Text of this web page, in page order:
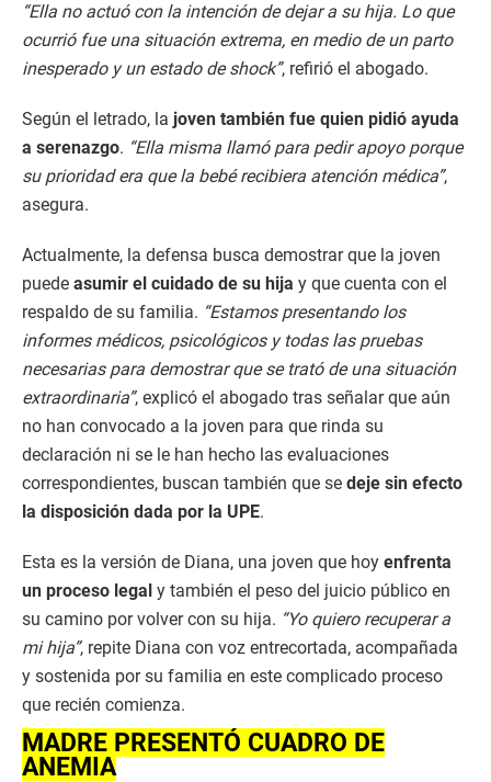
“Ella no actuó con la intención de dejar a su hija. Lo que
ocurrió fue una situación extrema, en medio de un parto
inesperado y un estado de shock”, refirió el abogado.
Según el letrado, la joven también fue quien pidió ayuda
a serenazgo. “Ella misma llamó para pedir apoyo porque
su prioridad era que la bebé recibiera atención médica”,
asegura.
Actualmente, la defensa busca demostrar que la joven
puede asumir el cuidado de su hija y que cuenta con el
respaldo de su familia. “Estamos presentando los
informes médicos, psicológicos y todas las pruebas
necesarias para demostrar que se trató de una situación
extraordinaria”, explicó el abogado tras señalar que aún
no han convocado a la joven para que rinda su
declaración ni se le han hecho las evaluaciones
correspondientes, buscan también que se deje sin efecto
la disposición dada por la UPE.
Esta es la versión de Diana, una joven que hoy enfrenta
un proceso legal y también el peso del juicio público en
su camino por volver con su hija. “Yo quiero recuperar a
mi hija”, repite Diana con voz entrecortada, acompañada
y sostenida por su familia en este complicado proceso
que recién comienza.
MADRE PRESENTÓ CUADRO DE
ANEMIA